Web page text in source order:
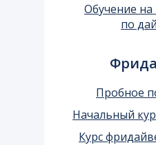
Курс
Начальный
Пробное
Обучение на
по